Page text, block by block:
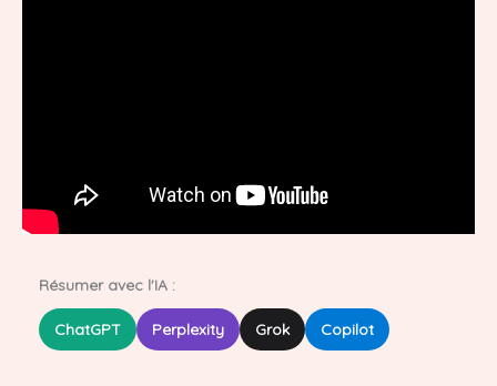
Résumer avec l'IA :
ChatGPT Perplexity Grok Copilot